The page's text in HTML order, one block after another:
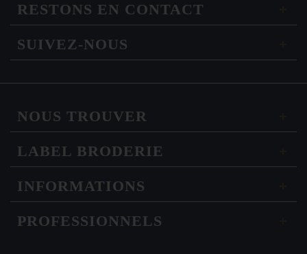
RESTONS EN CONTACT
SUIVEZ-NOUS
NOUS TROUVER
LABEL BRODERIE
INFORMATIONS
PROFESSIONNELS